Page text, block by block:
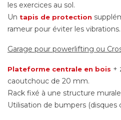
les exercices au sol.
Un tapis de protection
rameur pour éviter les vibrations.
Garage pour powerlifting ou
Plateforme centrale en bois +
caoutchouc de 20 mm.
Rack fixé à une structure
Utilisation de bumpers